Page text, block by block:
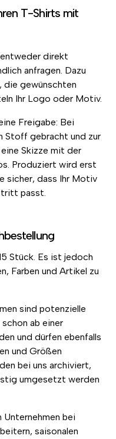
T-Shirts mit
direkt
anfragen. Dazu
die gewünschten
Ihr Logo oder Motiv.
Freigabe: Bei
Stoff gebracht und zur
Skizze mit der
Produziert wird erst
sicher, dass Ihr Motiv
passt.
Stück. Es ist jedoch
Farben und Artikel zu
sind potenzielle
ab einer
und dürfen ebenfalls
und Größen
bei uns archiviert,
umgesetzt werden
bei
saisonalen